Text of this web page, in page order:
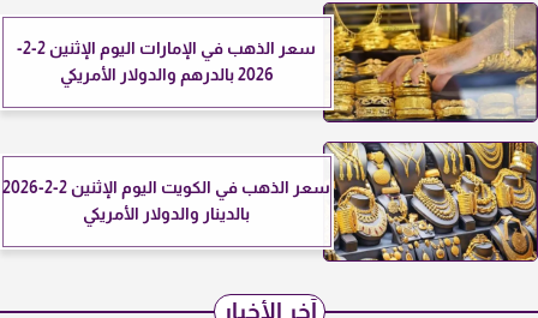
سعر الذهب في الإمارات اليوم الإثنين 2-2-
2026 بالدرهم والدولار الأمريكي
سعر الذهب في الكويت اليوم الإثنين 2-2-2026
بالدينار والدولار الأمريكي
آخر الأخبار